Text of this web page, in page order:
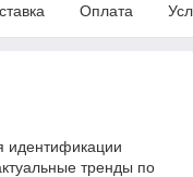
Оплата
идентификации
тренды по